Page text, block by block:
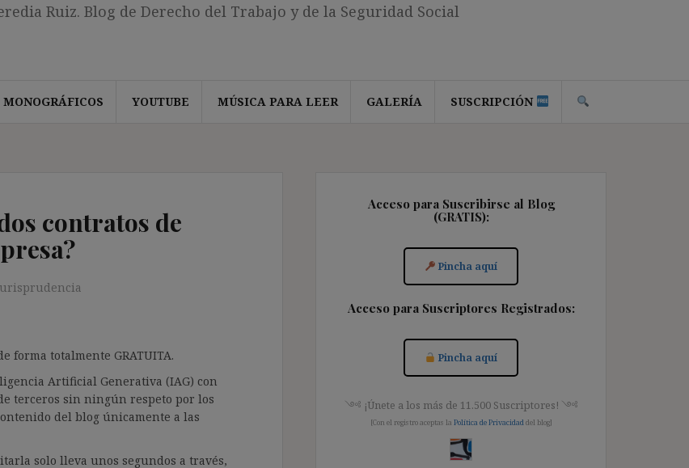
Ruiz. Blog de Derecho del Trabajo y de la Seguridad Social
MONOGRÁFICOS YOUTUBE MÚSICA PARA LEER GALERÍA SUSCRIPCIÓN
contratos de
forma totalmente GRATUITA.
Artificial Generativa (IAG) con
terceros sin ningún respeto por los
del blog únicamente a las
solo lleva unos segundos a través,
Acceso para Suscribirse al Blog
(GRATIS):
Pincha aquí
Acceso para Suscriptores Registrados:
Pincha aquí
༺ ¡Únete a los más de 11.500 Suscriptores! ༺
[Con el registro aceptas la Política de Privacidad del blog]